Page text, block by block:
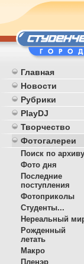
Главная
Новости
Рубрики
PlayDJ
Творчество
Фотогалереи
Поиск по архиву
Фото дня
Последние
поступления
Фотоприколы
Студенты...
Нереальный
Рожденный
летать
Макро
Пленэр